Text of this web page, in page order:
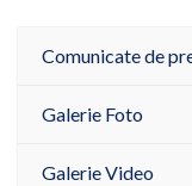
Comunicate de
Galerie Foto
Galerie Video